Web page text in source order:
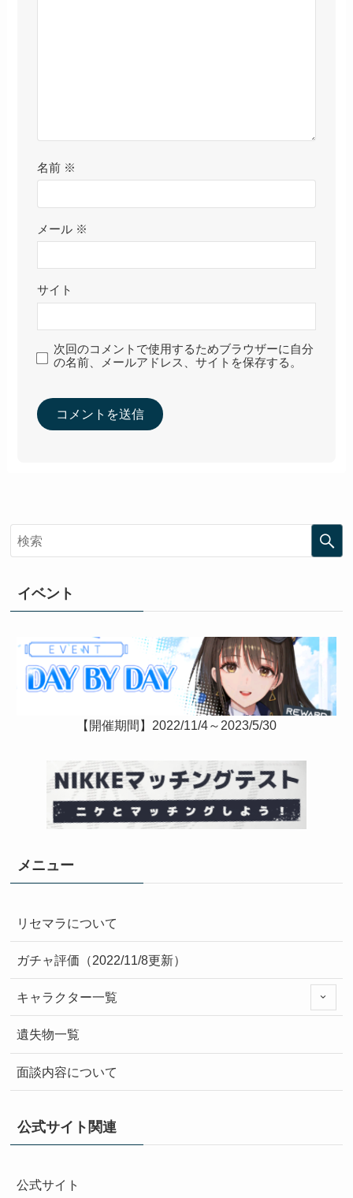
名前 ※
メール ※
サイト
次回のコメントで使用するためブラウザーに自分
の名前、メールアドレス、サイトを保存する。
イベント
【開催期間】2022/11/4～2023/5/30
メニュー
リセマラについて
ガチャ評価（2022/11/8更新）
キャラクター一覧
遺失物一覧
面談内容について
公式サイト関連
公式サイト